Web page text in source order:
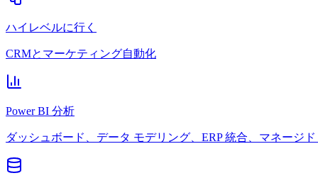
ハイレベルに行く
CRMとマーケティング自動化
Power BI 分析
ダッシュボード、データ モデリング、ERP 統合、マネージド